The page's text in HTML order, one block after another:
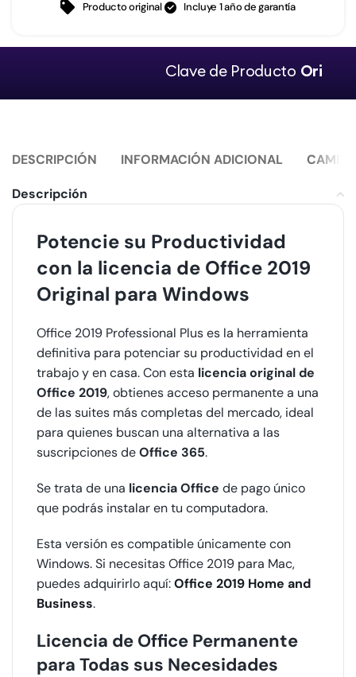
Producto original Incluye 1 año de garantía
Clave de ProductoOriginal.
DESCRIPCIÓN INFORMACIÓN ADICIONAL
Descripción
Potencie su Productividad
con la licencia de Office 2019
Original para Windows
Office 2019 Professional Plus es la herramienta
definitiva para potenciar su productividad en el
trabajo y en casa. Con esta licencia original de
Office 2019, obtienes acceso permanente a una
de las suites más completas del mercado, ideal
para quienes buscan una alternativa a las
suscripciones deOffice 365.
Se trata de una licencia Office de pago único
que podrás instalar en tu computadora.
Esta versión es compatible únicamente con
Windows. Si necesitas Office 2019 para Mac,
puedes adquirirlo aquí:Office 2019 Home and
Business.
Licencia de Office Permanente
para Todas sus Necesidades